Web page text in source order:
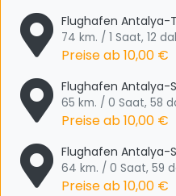
Flughafen Antalya-
74 km. / 1 Saat, 12
Preise ab10,00 €
Flughafen Antalya-
65 km. / 0 Saat, 58
Preise ab10,00 €
Flughafen Antalya-
64 km. / 0 Saat, 59
Preise ab10,00 €